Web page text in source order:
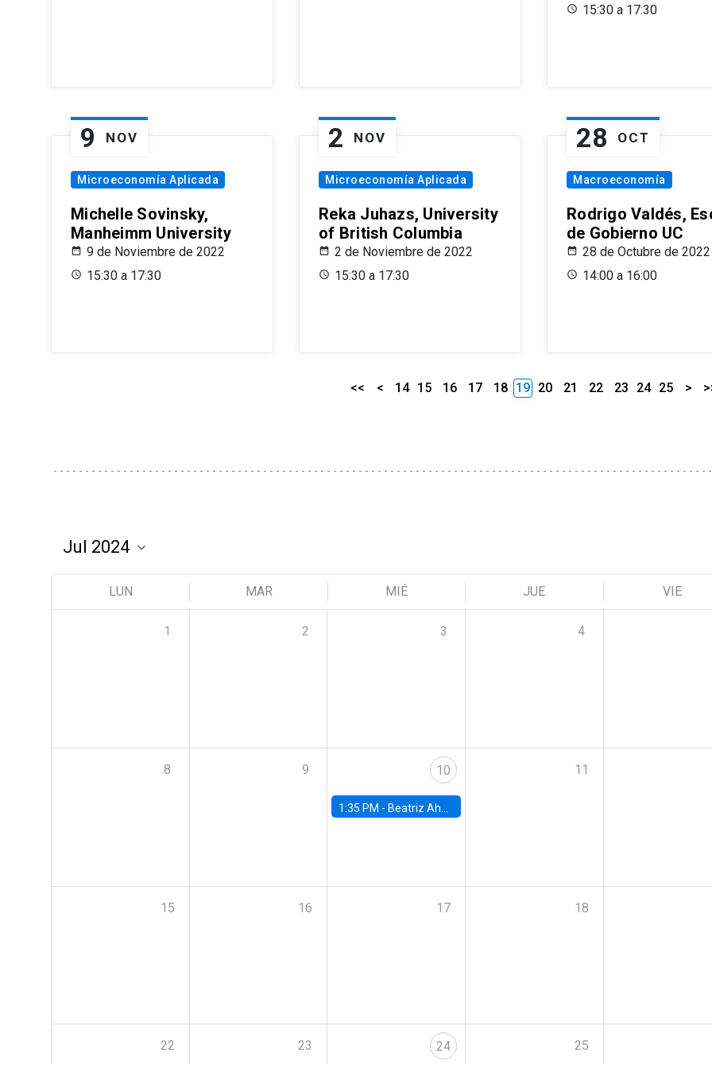
15:30 a 17:30
9 NOV
Microeconomía Aplicada
Michelle Sovinsky,
Manheimm University
9 de Noviembre de 2022
15:30 a 17:30
2 NOV
Microeconomía Aplicada
Reka Juhazs, University
of British Columbia
2 de Noviembre de 2022
15:30 a 17:30
28 OCT
Macroeconomía
Rodrigo Valdés,
de Gobierno UC
28 de Octubre de 2022
14:00 a 16:00
<< < 14 15 16 17 18 19 20 21 22 23 24 25 >
LUN MAR MIÉ JUE VIE
1 2 3 4
8 9 10
1:35 PM - Beatriz Ahumada, PhD candidate, Universidad de Pittsburgh
11
15 16 17 18
22 23 24 25